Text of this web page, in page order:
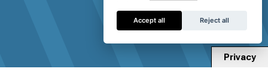
Privacy
Accept all Reject all